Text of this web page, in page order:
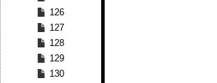
126
127
128
129
130